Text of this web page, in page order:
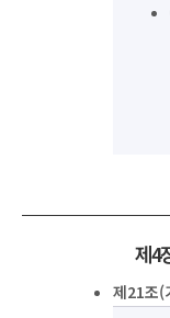
제4
제21조(